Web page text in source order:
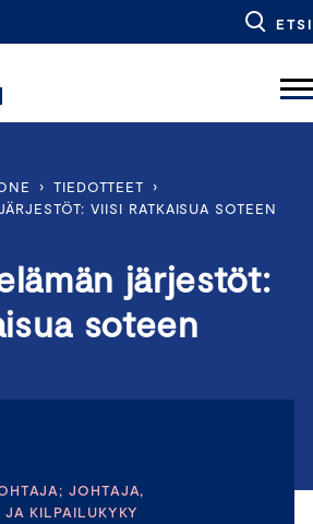
ETSI
› TIEDOTTEET
›
VIISI RATKAISUA SOTEEN
järjestöt:
soteen
JOHTAJA,
KILPAILUKYKY